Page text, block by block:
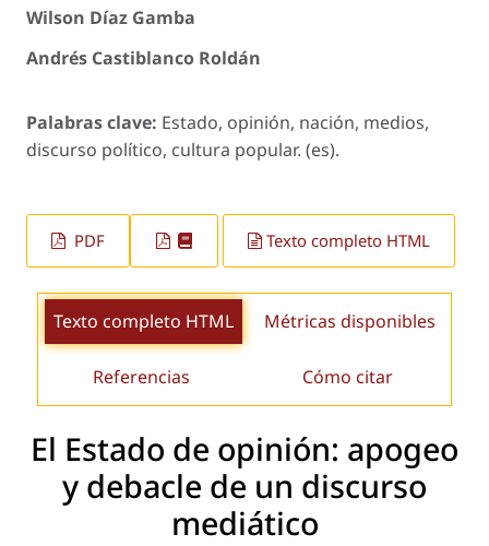
Wilson Díaz Gamba
Andrés Castiblanco Roldán
Palabras clave: Estado, opinión, nación, medios,
discurso político, cultura popular. (es).
PDF Texto completo HTML
Texto completo HTML Métricas disponibles
Referencias Cómo citar
El Estado de opinión: apogeo
y debacle de un discurso
mediático